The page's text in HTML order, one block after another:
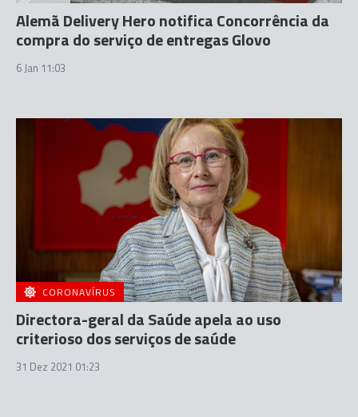
Alemã Delivery Hero notifica Concorrência da
compra do serviço de entregas Glovo
6 Jan 11:03
CORONAVÍRUS
Directora-geral da Saúde apela ao uso
criterioso dos serviços de saúde
31 Dez 2021 01:23